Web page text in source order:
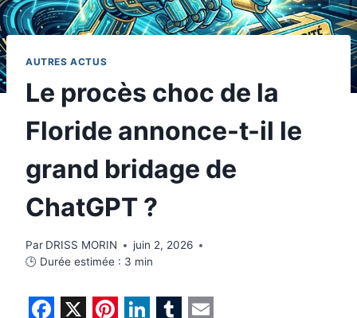
AUTRES ACTUS
Le procès choc de la
Floride annonce-t-il le
grand bridage de
ChatGPT ?
Par DRISS MORIN
juin 2, 2026
🕒 Durée estimée : 3 min